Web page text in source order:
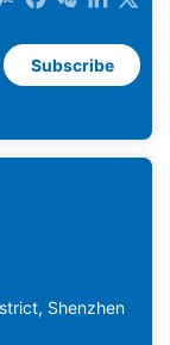
Subscribe
Shenzhen